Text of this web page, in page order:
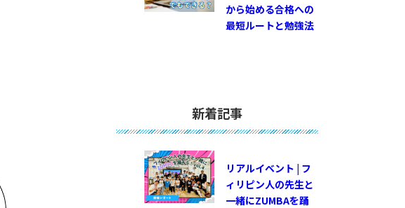
から始める合格への
最短ルートと勉強法
新着記事
リアルイベント | フ
ィリピン人の先生と
一緒にZUMBAを踊